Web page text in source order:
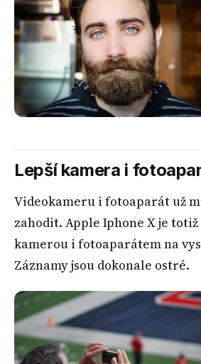
Lepší kamera i
Videokameru i fotoaparát už
zahodit. Apple Iphone X je
kamerou i fotoaparátem na
Záznamy jsou dokonale ostré.